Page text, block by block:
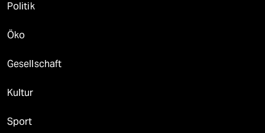
Politik
Öko
Gesellschaft
Kultur
Sport